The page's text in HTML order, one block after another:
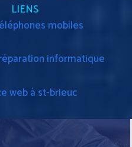
LIENS
mobiles
informatique
web à st-brieuc